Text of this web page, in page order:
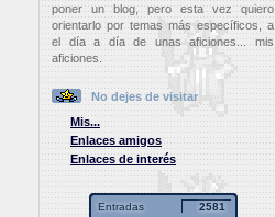
poner un blog, pero esta vez quiero
orientarlo por temas más específicos, a
el día a día de unas aficiones... mis
aficiones.
No dejes de visitar
Mis...
Enlaces amigos
Enlaces de interés
Entradas 2581